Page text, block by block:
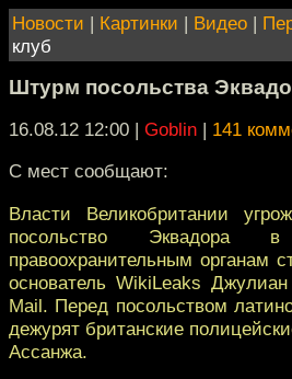
Новости | Картинки | Видео |
клуб
Штурм посольства
16.08.12 12:00 | Goblin | 141
С мест сообщают:
Власти Великобритании
посольство Эквадора
правоохранительным органам
основатель WikiLeaks
Mail. Перед посольством
дежурят британские
Ассанжа.